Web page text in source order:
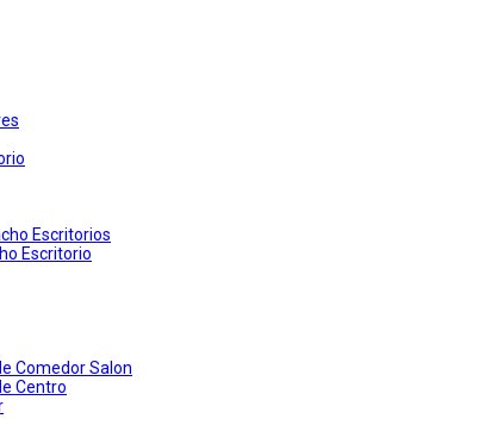
Escritorios
Escritorio
Comedor Salon
Centro